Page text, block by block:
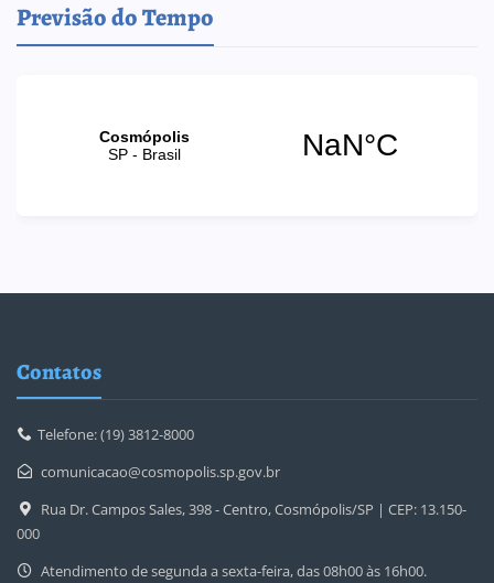
Previsão do Tempo
Contatos
Telefone: (19) 3812-8000
comunicacao@cosmopolis.sp.gov.br
Rua Dr. Campos Sales, 398 - Centro, Cosmópolis/SP | CEP: 13.150-
000
Atendimento de segunda a sexta-feira, das 08h00 às 16h00.